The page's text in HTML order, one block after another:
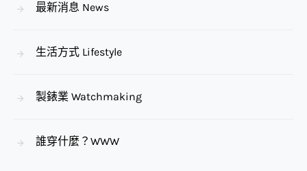
最新消息 News
生活方式 Lifestyle
製錶業 Watchmaking
誰穿什麼？WWW